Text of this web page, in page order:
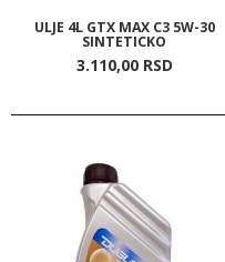
ULJE 4L GTX MAX C3 5W-30
SINTETICKO
3.110,00 RSD